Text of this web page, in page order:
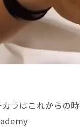
ラはこれからの